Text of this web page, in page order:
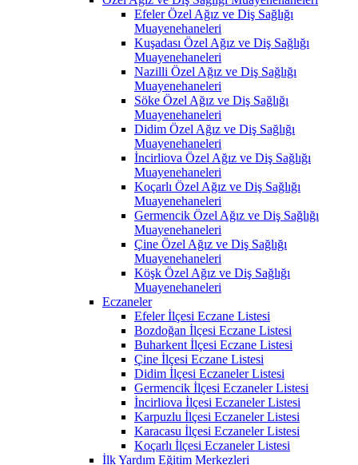
Efeler Özel Ağız ve Diş Sağlığı
Muayenehaneleri
Kuşadası Özel Ağız ve Diş Sağlığı
Muayenehaneleri
Nazilli Özel Ağız ve Diş Sağlığı
Muayenehaneleri
Söke Özel Ağız ve Diş Sağlığı
Muayenehaneleri
Didim Özel Ağız ve Diş Sağlığı
Muayenehaneleri
İncirliova Özel Ağız ve Diş Sağlığı
Muayenehaneleri
Koçarlı Özel Ağız ve Diş Sağlığı
Muayenehaneleri
Germencik Özel Ağız ve Diş Sağlığı
Muayenehaneleri
Çine Özel Ağız ve Diş Sağlığı
Muayenehaneleri
Köşk Özel Ağız ve Diş Sağlığı
Muayenehaneleri
Eczaneler
Efeler İlçesi Eczane Listesi
Bozdoğan İlçesi Eczane Listesi
Buharkent İlçesi Eczane Listesi
Çine İlçesi Eczane Listesi
Didim İlçesi Eczaneler Listesi
Germencik İlçesi Eczaneler Listesi
İncirliova İlçesi Eczaneler Listesi
Karpuzlu İlçesi Eczaneler Listesi
Karacasu İlçesi Eczaneler Listesi
Koçarlı İlçesi Eczaneler Listesi
İlk Yardım Eğitim Merkezleri